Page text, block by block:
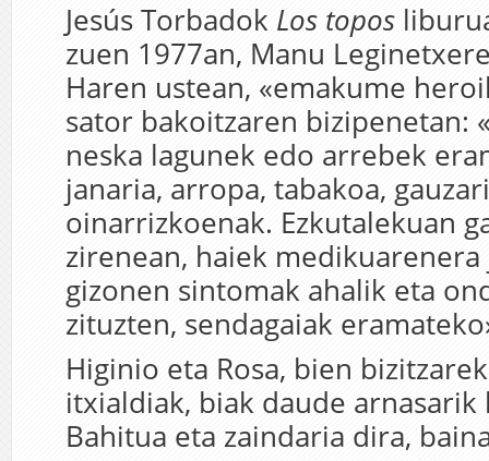
Jesús Torbadok Los topos
zuen 1977an, Manu
Haren ustean, «emakume
sator bakoitzaren bizipenetan:
neska lagunek edo arrebek
janaria, arropa, tabakoa,
oinarrizkoenak. Ezkutalekuan
zirenean, haiek
gizonen sintomak ahalik eta
zituzten, sendagaiak
Higinio eta Rosa, bien
itxialdiak, biak daude arnasarik
Bahitua eta zaindaria dira,